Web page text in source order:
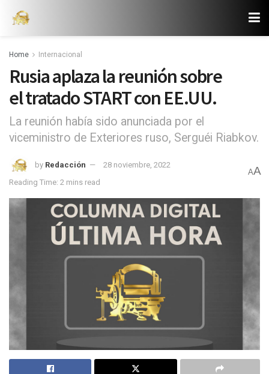
Home Internacional
Rusia aplaza la reunión sobre
el tratado START con EE.UU.
La reunión había sido anunciada por el
viceministro de Exteriores ruso, Serguéi Riabkov.
by Redacción
28 noviembre, 2022
Reading Time: 2 mins read
AA